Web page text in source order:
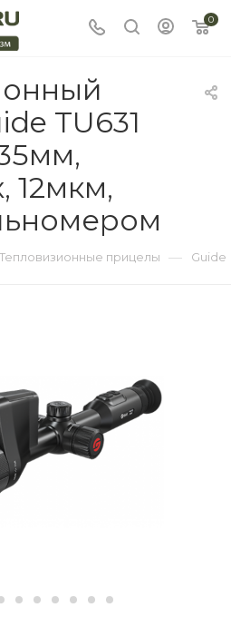
0
TU631
12мкм,
Тепловизионные прицелы — Guide